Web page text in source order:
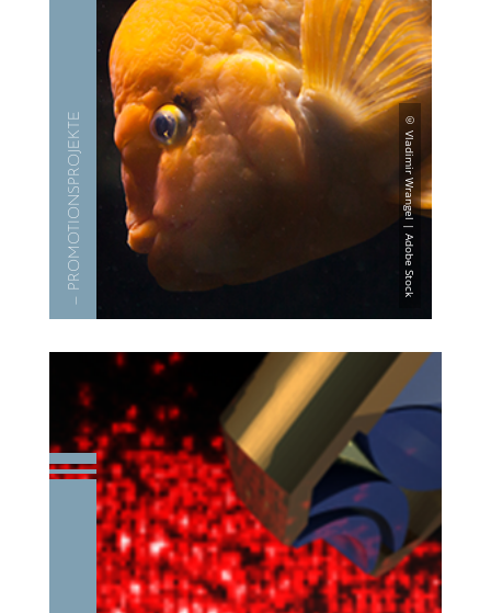
— PROMO­TI­ONS­PRO­JEKTE